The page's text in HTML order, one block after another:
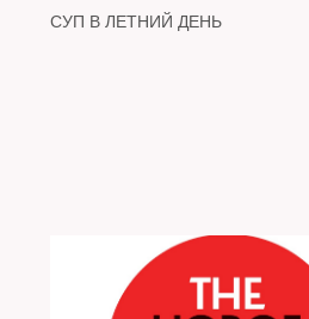
СУП В ЛЕТНИЙ ДЕНЬ